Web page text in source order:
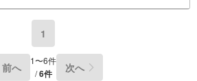
1
前へ 1〜6件
/6件 次へ